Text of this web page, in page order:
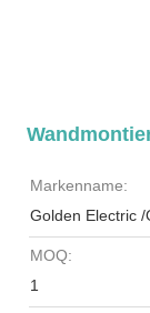
Markenname:
Golden Electric /
MOQ:
1